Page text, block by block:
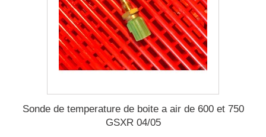
Sonde de temperature de boite a air de 600 et 750
GSXR 04/05